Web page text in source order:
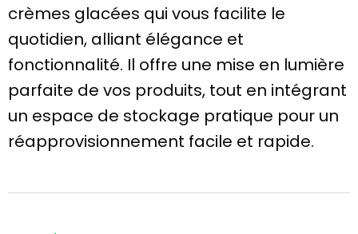
crèmes glacées qui vous facilite le
quotidien, alliant élégance et
fonctionnalité. Il offre une mise en lumière
parfaite de vos produits, tout en intégrant
un espace de stockage pratique pour un
réapprovisionnement facile et rapide.